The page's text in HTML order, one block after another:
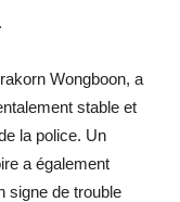
Wongboon, a
stable et
la police. Un
a également
signe de trouble